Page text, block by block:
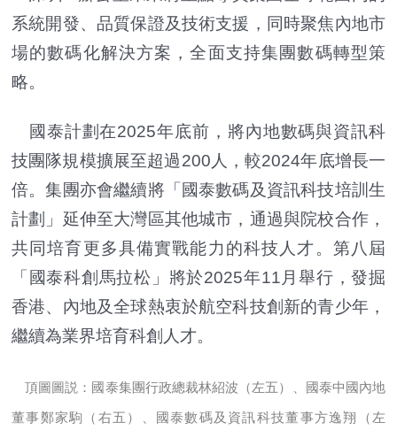
系統開發、品質保證及技術支援，同時聚焦內地市
場的數碼化解決方案，全面支持集團數碼轉型策
略。
國泰計劃在2025年底前，將內地數碼與資訊科
技團隊規模擴展至超過200人，較2024年底增長一
倍。集團亦會繼續將「國泰數碼及資訊科技培訓生
計劃」延伸至大灣區其他城市，通過與院校合作，
共同培育更多具備實戰能力的科技人才。第八屆
「國泰科創馬拉松」將於2025年11月舉行，發掘
香港、內地及全球熱衷於航空科技創新的青少年，
繼續為業界培育科創人才。
頂圖圖説：國泰集團行政總裁林紹波（左五）、國泰中國內地
董事鄭家駒（右五）、國泰數碼及資訊科技董事方逸翔（左